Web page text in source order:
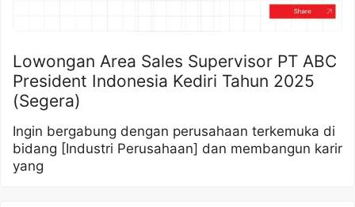
Lowongan Area Sales Supervisor PT ABC
President Indonesia Kediri Tahun 2025
(Segera)
Ingin bergabung dengan perusahaan terkemuka di
bidang [Industri Perusahaan] dan membangun karir
yang